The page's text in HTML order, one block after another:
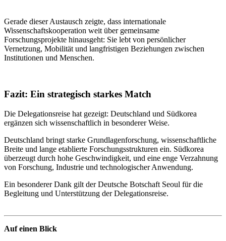
Gerade dieser Austausch zeigte, dass internationale
Wissenschaftskooperation weit über gemeinsame
Forschungsprojekte hinausgeht: Sie lebt von persönlicher
Vernetzung, Mobilität und langfristigen Beziehungen zwischen
Institutionen und Menschen.
Fazit: Ein strategisch starkes Match
Die Delegationsreise hat gezeigt: Deutschland und Südkorea
ergänzen sich wissenschaftlich in besonderer Weise.
Deutschland bringt starke Grundlagenforschung, wissenschaftliche
Breite und lange etablierte Forschungsstrukturen ein. Südkorea
überzeugt durch hohe Geschwindigkeit, und eine enge Verzahnung
von Forschung, Industrie und technologischer Anwendung.
Ein besonderer Dank gilt der Deutsche Botschaft Seoul für die
Begleitung und Unterstützung der Delegationsreise.
Auf einen Blick